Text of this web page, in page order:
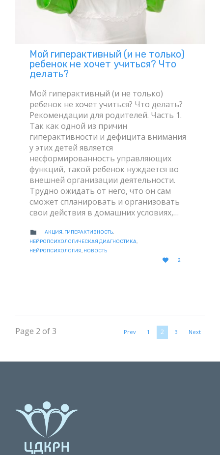
Мой гиперактивный (и не только)
ребенок не хочет учиться? Что
делать?
Мой гиперактивный (и не только)
ребенок не хочет учиться? Что делать?
Рекомендации для родителей. Часть 1.
Так как одной из причин
гиперактивности и дефицита внимания
у этих детей является
несформированность управляющих
функций, такой ребенок нуждается во
внешней организации деятельности.
Трудно ожидать от него, что он сам
сможет спланировать и организовать
свои действия в домашних условиях,…
 CATEGORY
АКЦИЯ, ГИПЕРАКТИВНОСТЬ,
НЕЙРОПСИХОЛОГИЧЕСКАЯ ДИАГНОСТИКА,
НЕЙРОПСИХОЛОГИЯ, НОВОСТЬ

LOVE
2
Page 2 of 3 Prev 1 2 3 Next